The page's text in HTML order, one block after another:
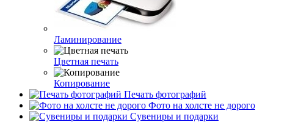
Ламинирование
Цветная печать
Копирование
Печать фотографий
Фото на холсте не дорого
Сувениры и подарки